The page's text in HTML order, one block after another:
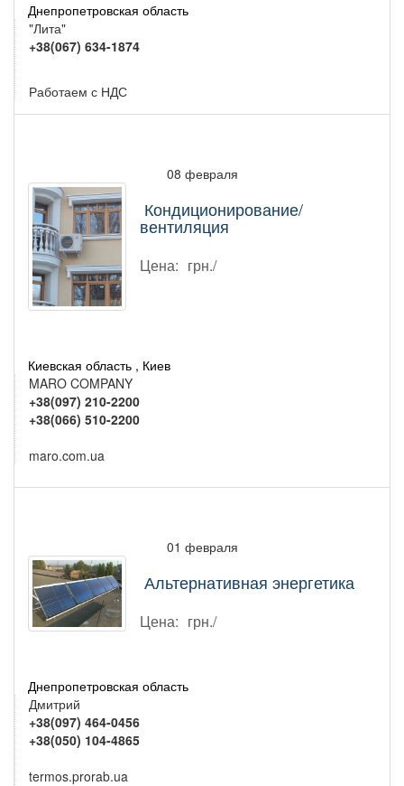
Днепропетровская область
"Лита"
+38(067) 634-1874
Работаем с НДС
08 февраля
Кондиционирование/
вентиляция
Цена: грн./
Киевская область , Киев
MARO COMPANY
+38(097) 210-2200
+38(066) 510-2200
maro.com.ua
01 февраля
Альтернативная энергетика
Цена: грн./
Днепропетровская область
Дмитрий
+38(097) 464-0456
+38(050) 104-4865
termos.prorab.ua